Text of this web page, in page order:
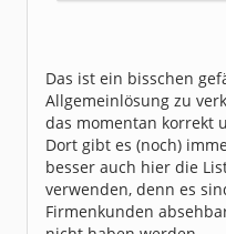
Das ist ein bisschen
Allgemeinlösung zu
das momentan korrekt
Dort gibt es (noch)
besser auch hier die
verwenden, denn es
Firmenkunden